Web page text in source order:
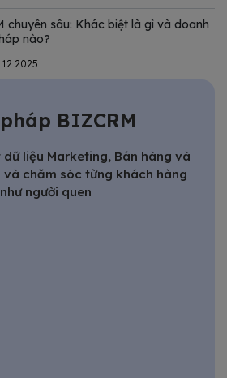
chuyên sâu: Khác biệt là gì và doanh
nào?
12 2025
BIZCRM
dữ liệu Marketing, Bán hàng và
và chăm sóc từng khách hàng
như người quen